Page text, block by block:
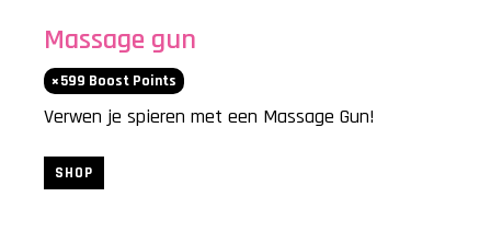
Massage gun
599 Boost Points
Verwen je spieren met een Massage Gun!
SHOP